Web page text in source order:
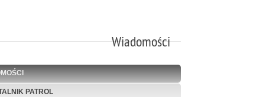
Wiadomości
PATROL